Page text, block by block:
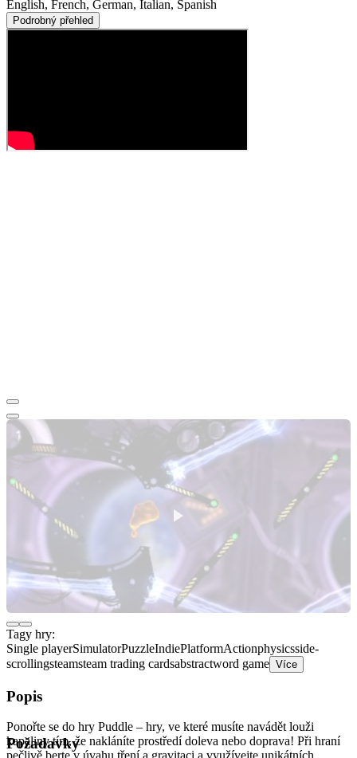
English, French, German, Italian, Spanish
Podrobný přehled
Tagy hry:
Single playerSimulatorPuzzleIndiePlatformActionphysicsside-
scrollingsteamsteam trading cardsabstractword game Více
Popis
Ponořte se do hry Puddle – hry, ve které musíte navádět louži
kapaliny tím, že nakláníte prostředí doleva nebo doprava! Při hraní
Požadavky